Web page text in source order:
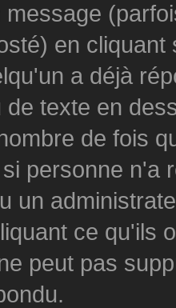
en
a déjà
de texte en
de fois
personne n'a
un
ce qu'ils
peut pas